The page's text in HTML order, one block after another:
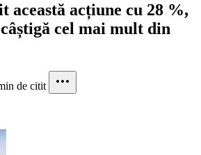
această acțiune cu 28 %,
cel mai mult din
de citit